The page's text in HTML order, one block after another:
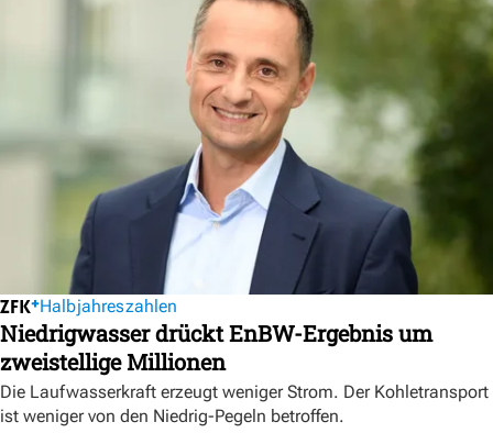
Halbjahreszahlen
Niedrigwasser drückt EnBW-Ergebnis um
zweistellige Millionen
Die Laufwasserkraft erzeugt weniger Strom. Der Kohletransport
ist weniger von den Niedrig-Pegeln betroffen.